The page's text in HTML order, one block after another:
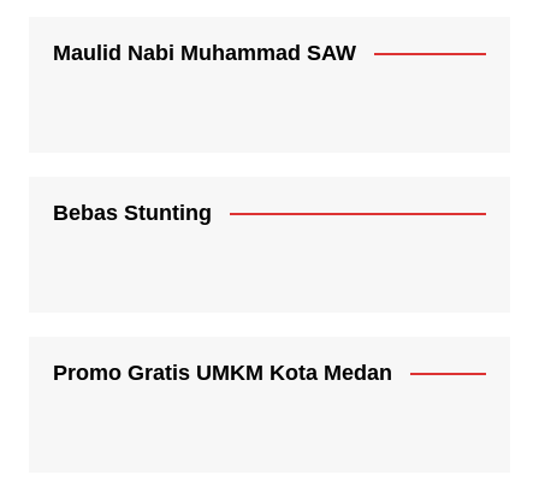
Maulid Nabi Muhammad SAW
Bebas Stunting
Promo Gratis UMKM Kota Medan